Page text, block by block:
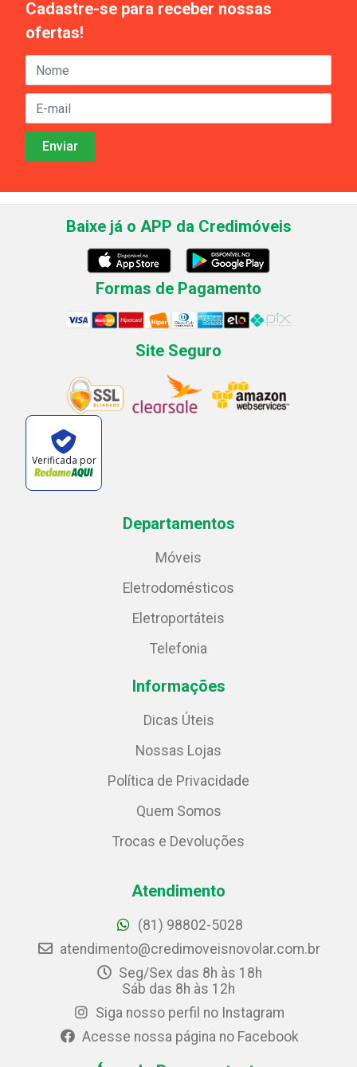
Cadastre-se para receber nossas
ofertas!
Baixe já o APP da Credimóveis
Formas de Pagamento
Site Seguro
Verificada por
Departamentos
Móveis
Eletrodomésticos
Eletroportáteis
Telefonia
Informações
Dicas Úteis
Nossas Lojas
Política de Privacidade
Quem Somos
Trocas e Devoluções
Atendimento
(81) 98802-5028
atendimento@credimoveisnovolar.com.br
Seg/Sex das 8h às 18h
Sáb das 8h às 12h
Siga nosso perfil no Instagram
Acesse nossa página no Facebook